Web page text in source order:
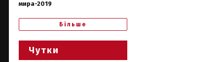
мира-2019
Більше
Чутки